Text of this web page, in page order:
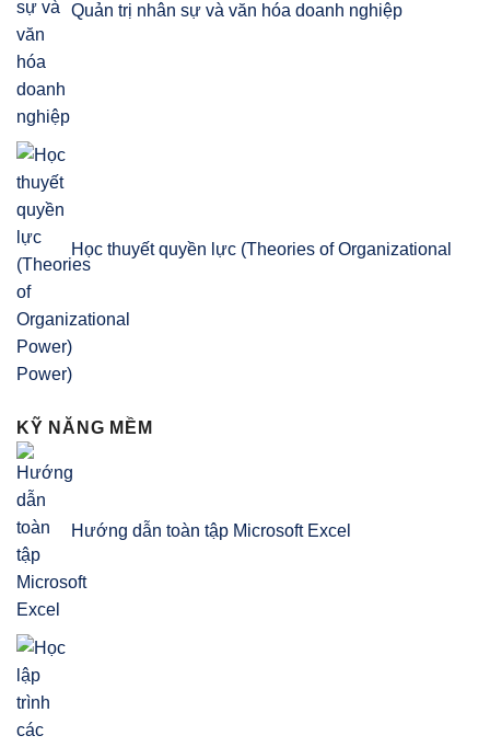
Quản trị nhân sự và văn hóa doanh nghiệp
Học thuyết quyền lực (Theories of Organizational
Power)
KỸ NĂNG MỀM
Hướng dẫn toàn tập Microsoft Excel